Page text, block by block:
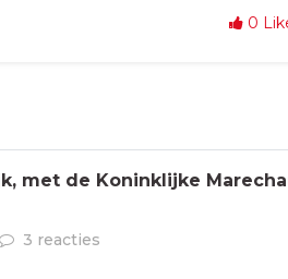
0
met de Koninklijke
3 reacties